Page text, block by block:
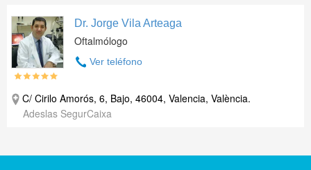
Dr. Jorge Vila Arteaga
Oftalmólogo
Ver teléfono
C/ Cirilo Amorós, 6, Bajo, 46004, Valencia, València.
Adeslas SegurCaixa